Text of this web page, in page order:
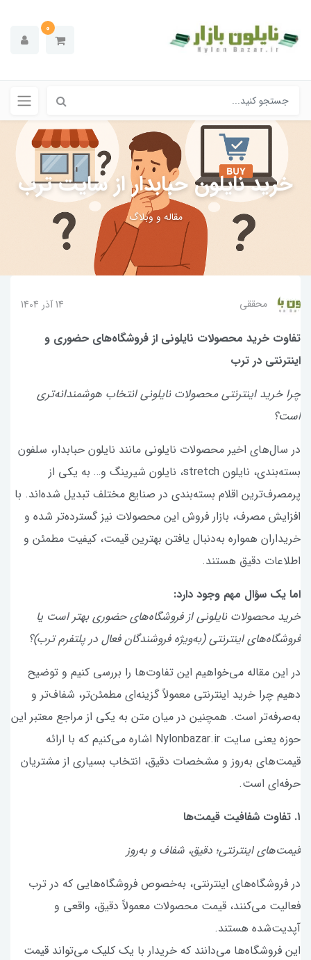
0
خرید نایلون حبابدار از سایت ترب
مقاله ‌و وبلاگ
محققی 14 آذر 1404
تفاوت خرید محصولات نایلونی از فروشگاه‌های حضوری و
اینترنتی در ترب
چرا خرید اینترنتی محصولات نایلونی انتخاب هوشمندانه‌تری
است؟
در سال‌های اخیر محصولات نایلونی مانند نایلون حبابدار، سلفون
بسته‌بندی، نایلون stretch، نایلون شیرینگ و… به یکی از
پرمصرف‌ترین اقلام بسته‌بندی در صنایع مختلف تبدیل شده‌اند. با
افزایش مصرف، بازار فروش این محصولات نیز گسترده‌تر شده و
خریداران همواره به‌دنبال یافتن بهترین قیمت، کیفیت مطمئن و
اطلاعات دقیق هستند.
اما یک سؤال مهم وجود دارد:
خرید محصولات نایلونی از فروشگاه‌های حضوری بهتر است یا
فروشگاه‌های اینترنتی (به‌ویژه فروشندگان فعال در پلتفرم ترب)؟
در این مقاله می‌خواهیم این تفاوت‌ها را بررسی کنیم و توضیح
دهیم چرا خرید اینترنتی معمولاً گزینه‌ای مطمئن‌تر، شفاف‌تر و
به‌صرفه‌تر است. همچنین در میان متن به یکی از مراجع معتبر این
حوزه یعنی سایت Nylonbazar.ir اشاره می‌کنیم که با ارائه
قیمت‌های به‌روز و مشخصات دقیق، انتخاب بسیاری از مشتریان
حرفه‌ای است.
۱. تفاوت شفافیت قیمت‌ها
قیمت‌های اینترنتی؛ دقیق، شفاف و به‌روز
در فروشگاه‌های اینترنتی، به‌خصوص فروشگاه‌هایی که در ترب
فعالیت می‌کنند، قیمت محصولات معمولاً دقیق، واقعی و
آپدیت‌شده هستند.
این فروشگاه‌ها می‌دانند که خریدار با یک کلیک می‌تواند قیمت